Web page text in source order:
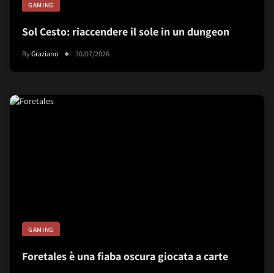
GAMING
Sol Cesto: riaccendere il sole in un dungeon
ByGraziano 30/07/2026
GAMING
Foretales è una fiaba oscura giocata a carte